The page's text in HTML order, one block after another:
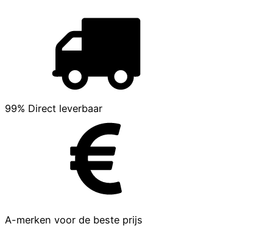
99% Direct leverbaar
A-merken voor de beste prijs